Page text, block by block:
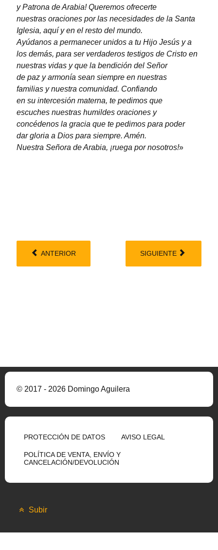
y Patrona de Arabia! Queremos ofrecerte
nuestras oraciones por las necesidades de la Santa
Iglesia, aquí y en el resto del mundo.
Ayúdanos a permanecer unidos a tu Hijo Jesús y a
los demás, para ser verdaderos testigos de Cristo en
nuestras vidas y que la bendición del Señor
de paz y armonía sean siempre en nuestras
familias y nuestra comunidad. Confiando
en su intercesión materna, te pedimos que
escuches nuestras humildes oraciones y
concédenos la gracia que te pedimos para poder
dar gloria a Dios para siempre. Amén.
Nuestra Señora de Arabia, ¡ruega por nosotros!»
ANTERIOR SIGUIENTE
© 2017 - 2026 Domingo Aguilera
PROTECCIÓN DE DATOS AVISO LEGAL
POLÍTICA DE VENTA, ENVÍO Y
CANCELACIÓN/DEVOLUCIÓN
Subir